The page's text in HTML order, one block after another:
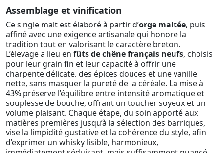
Assemblage et vinification
Ce single malt est élaboré à partir d’orge maltée, puis
affiné avec une exigence artisanale qui honore la
tradition tout en valorisant le caractère breton.
L’élevage a lieu en fûts de chêne français neufs, choisis
pour leur grain fin et leur capacité à offrir une
charpente délicate, des épices douces et une vanille
nette, sans masquer la pureté de la céréale. La mise à
43% préserve l’équilibre entre intensité aromatique et
souplesse de bouche, offrant un toucher soyeux et un
volume plaisant. Chaque étape, du soin apporté aux
matières premières jusqu’à la sélection des barriques,
vise la limpidité gustative et la cohérence du style, afin
d’exprimer un whisky lisible, harmonieux,